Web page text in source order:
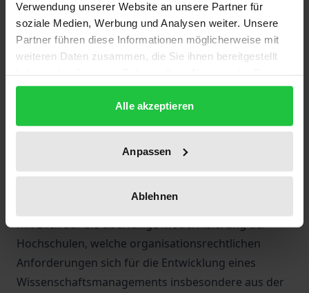
Verwendung unserer Website an unsere Partner für
soziale Medien, Werbung und Analysen weiter. Unsere
Partner führen diese Informationen möglicherweise mit
weiteren Daten zusammen, die Sie ihnen bereitgestellt
gesammelt haben.
Alle akzeptieren
Anpassen
Ablehnen
Betriebssystem der zentralistisch organisierten
Präsidialuniversität ersetzt weitgehend die
wissenschaftsadäquate akademische
die nach gleichen Prinzipien organisierte öffentlich-
rechtliche Stiftungsuniversität in zentralen Punkten
dem im Grundrecht der Wissenschaftsfreiheit
verankerten Anspruch der Wissenschaftler auf
vorliegende hochschulrechtliche Analyse untersucht
mit Blick auf die überfällige Modernisierung der
Hochschulen, welche organisationsrechtlichen
Anforderungen sich für die Entwicklung eines
Wissenschaftsmanagements insbesondere aus der